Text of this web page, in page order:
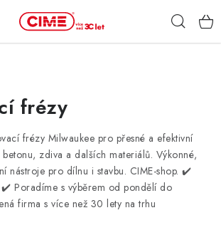
frézy
frézy Milwaukee pro přesné a efektivní
zdiva a dalších materiálů. Výkonné,
nástroje pro dílnu i stavbu. CIME-shop. ✔️
Poradíme s výběrem od pondělí do
firma s více než 30 lety na trhu